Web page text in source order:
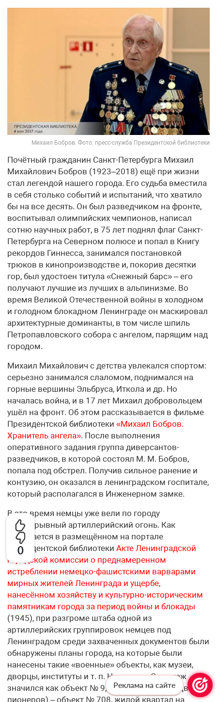
0
Михаил Бобров. Фото: пресс-служба Президентской библиотеки
Почётный гражданин Санкт-Петербурга Михаил
Михайлович Бобров (1923–2018) ещё при жизни
стал легендой нашего города. Его судьба вместила
в себя столько событий и испытаний, что хватило
бы на все десять. Он был разведчиком на фронте,
воспитывал олимпийских чемпионов, написал
сотню научных работ, в 75 лет поднял флаг Санкт-
Петербурга на Северном полюсе и попал в Книгу
рекордов Гиннесса, занимался постановкой
трюков в кинопроизводстве и, покорив десятки
гор, был удостоен титула «Снежный барс» – его
получают лучшие из лучших в альпинизме. Во
время Великой Отечественной войны в холодном
и голодном блокадном Ленинграде он маскировал
архитектурные доминанты, в том числе шпиль
Петропавловского собора с ангелом, парящим над
городом.
Михаил Михайлович с детства увлекался спортом:
серьезно занимался слаломом, поднимался на
горные вершины Эльбруса, Иткола и др. Но
началась война, и в 17 лет Михаил добровольцем
ушёл на фронт. Об этом рассказывается в фильме
Президентской библиотеки «Михаил Бобров.
Хранитель ангела». После выполнения
оперативного задания группа диверсантов-
разведчиков, в которой состоял М. М. Бобров,
попала под обстрел. Получив сильное ранение и
контузию, он оказался в ленинградском госпитале,
который располагался в Инженерном замке.
В это время немцы уже вели по городу
беспрерывный артиллерийский огонь. Как
сообщается в размещённом на портале
Президентской библиотеки Акте Ленинградской
городской комиссии о преднамеренном
истреблении немецко-фашистскими варварами
мирных жителей Ленинграда и ущербе,
нанесённом хозяйству и культурно-историческим
памятникам города за период войны и блокады
(1945), при разгроме штаба одной из
артиллерийских группировок немцев под
Ленинградом среди захваченных документов были
обнаружены планы города, на которые были
нанесены такие «военные» объекты, как музеи,
дворцы, институты и т. п. Например, Эрмитаж
значился как объект № 9, Аничков дворец (Дворец
пионеров) – объект № 708, жилой квартал на
Реклама на сайте